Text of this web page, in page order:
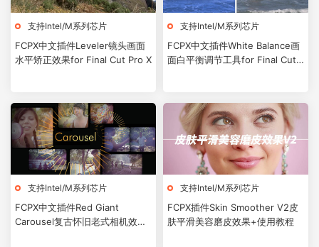
支持Intel/M系列芯片
FCPX中文插件Leveler镜头画面
水平矫正效果for Final Cut Pro X
支持Intel/M系列芯片
FCPX中文插件White Balance画
面白平衡调节工具for Final Cut
支持Intel/M系列芯片
FCPX中文插件Red Giant
Carousel复古怀旧老式相机效果
支持Intel/M系列芯片
FCPX插件Skin Smoother V2皮
肤平滑美容磨皮效果+使用教程